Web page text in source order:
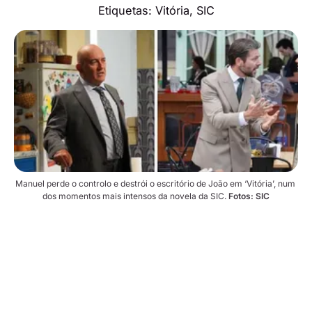
Etiquetas: Vitória, SIC
Manuel perde o controlo e destrói o escritório de João em ‘Vitória’, num
dos momentos mais intensos da novela da SIC. Fotos: SIC